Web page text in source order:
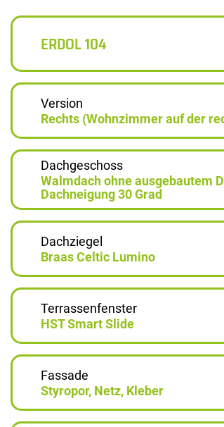
ERDOL 104
Version
Rechts (Wohnzimmer auf der
Dachgeschoss
Walmdach ohne ausgebautem
Dachneigung 30 Grad
Dachziegel
Braas Celtic Lumino
Terrassenfenster
HST Smart Slide
Fassade
Styropor, Netz, Kleber